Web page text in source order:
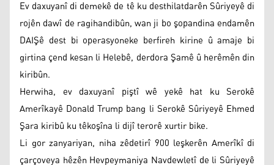
Ev daxuyanî di demekê de tê ku desthilatdarên Sûriyeyê di
rojên dawî de ragihandibûn, wan ji bo şopandina endamên
DAIŞê dest bi operasyoneke berfireh kirine û amaje bi
girtina çend kesan li Helebê, derdora Şamê û herêmên din
kiribûn.
Herwiha, ev daxuyanî piştî wê yekê hat ku Serokê
Amerîkayê Donald Trump bang li Serokê Sûriyeyê Ehmed
Şara kiribû ku têkoşîna li dijî terorê xurtir bike.
Li gor zanyariyan, niha zêdetirî 900 leşkerên Amerîkî di
çarçoveya hêzên Hevpeymaniya Navdewletî de li Sûriyeyê